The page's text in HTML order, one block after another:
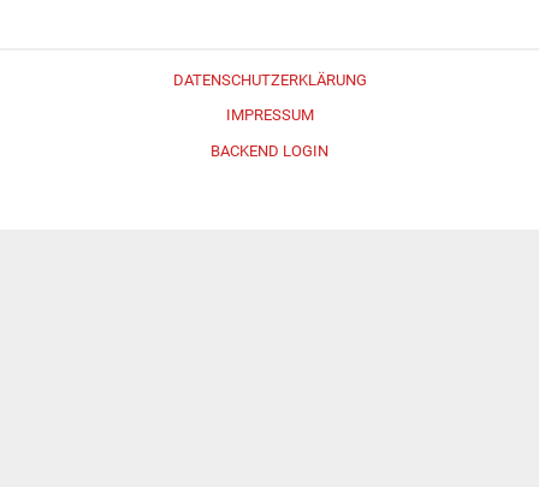
DATENSCHUTZERKLÄRUNG
IMPRESSUM
BACKEND LOGIN